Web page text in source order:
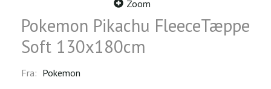
Zoom
Pokemon Pikachu FleeceTæppe
Soft 130x180cm
Fra: Pokemon